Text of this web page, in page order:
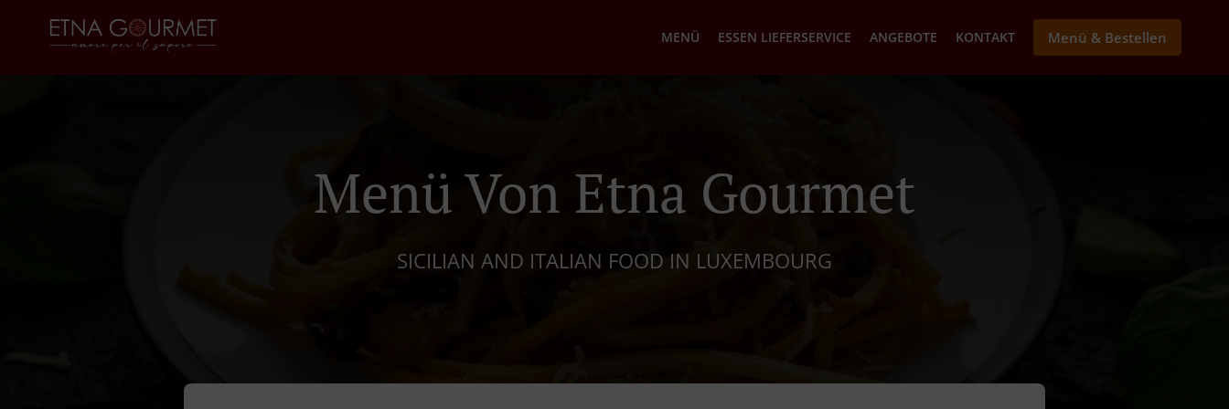
MENÜ ESSEN LIEFERSERVICE ANGEBOTE KONTAKT Menü & Bestellen
Menü Von Etna Gourmet
SICILIAN AND ITALIAN FOOD IN LUXEMBOURG